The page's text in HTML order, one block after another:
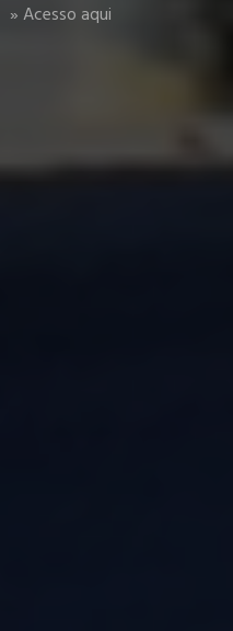
» Acesso aqui